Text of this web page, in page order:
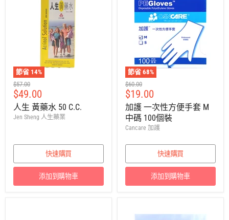
節省 14%
建
議
零
售
價
$57.00
售
價
$49.00
人生 黃藥水 50 C.C.
Jen Sheng 人生藥業
快速購買
添加到購物車
節省 68%
建
議
零
售
價
$60.00
售
價
$19.00
加護 一次性方便手套 M
中碼 100個裝
Cancare 加護
快速購買
添加到購物車